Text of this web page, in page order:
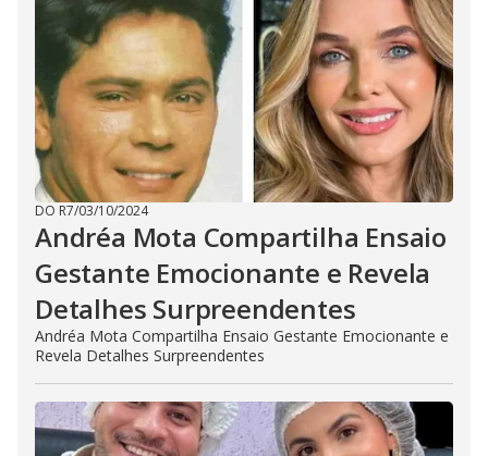
DO R7/03/10/2024
Andréa Mota Compartilha Ensaio
Gestante Emocionante e Revela
Detalhes Surpreendentes
Andréa Mota Compartilha Ensaio Gestante Emocionante e
Revela Detalhes Surpreendentes